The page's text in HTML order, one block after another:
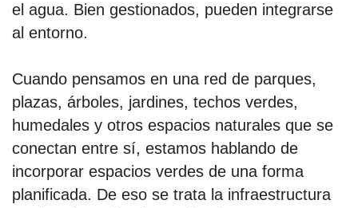
el agua. Bien gestionados, pueden integrarse
al entorno.
Cuando pensamos en una red de parques,
plazas, árboles, jardines, techos verdes,
humedales y otros espacios naturales que se
conectan entre sí, estamos hablando de
incorporar espacios verdes de una forma
planificada. De eso se trata la infraestructura